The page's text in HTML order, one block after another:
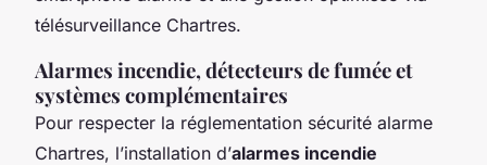
télésurveillance Chartres.
Alarmes incendie, détecteurs de fumée et
systèmes complémentaires
Pour respecter la réglementation sécurité alarme
Chartres, l’installation d’alarmes incendie